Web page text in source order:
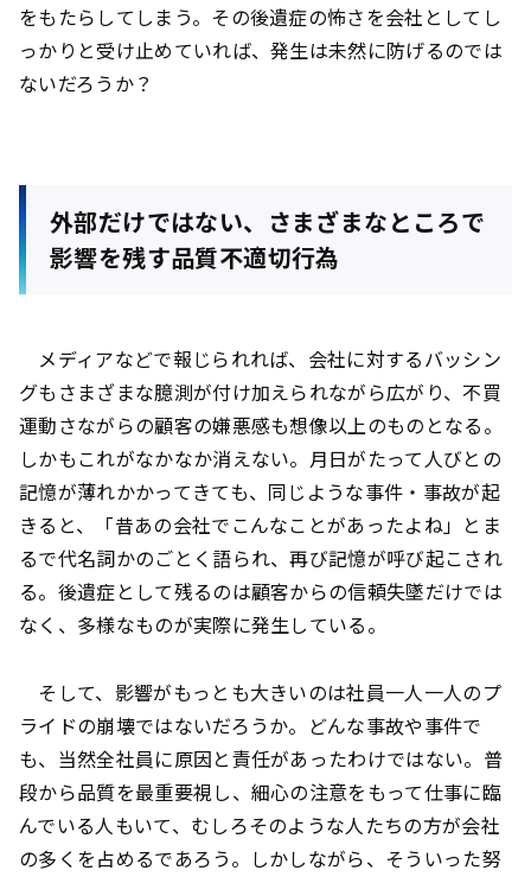
をもたらしてしまう。その後遺症の怖さを会社としてし
っかりと受け止めていれば、発生は未然に防げるのでは
ないだろうか？
外部だけではない、さまざまなところで
影響を残す品質不適切行為
メディアなどで報じられれば、会社に対するバッシン
グもさまざまな臆測が付け加えられながら広がり、不買
運動さながらの顧客の嫌悪感も想像以上のものとなる。
しかもこれがなかなか消えない。月日がたって人びとの
記憶が薄れかかってきても、同じような事件・事故が起
きると、「昔あの会社でこんなことがあったよね」とま
るで代名詞かのごとく語られ、再び記憶が呼び起こされ
る。後遺症として残るのは顧客からの信頼失墜だけでは
なく、多様なものが実際に発生している。
そして、影響がもっとも大きいのは社員一人一人のプ
ライドの崩壊ではないだろうか。どんな事故や事件で
も、当然全社員に原因と責任があったわけではない。普
段から品質を最重要視し、細心の注意をもって仕事に臨
んでいる人もいて、むしろそのような人たちの方が会社
の多くを占めるであろう。しかしながら、そういった努